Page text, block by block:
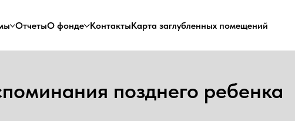
ОтчетыО фонде КонтактыКарта заглубленных помещений
позднего ребенка